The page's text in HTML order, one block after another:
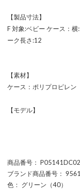
【製品寸法】
F 対象:ベビー ケース：
ーク長さ:12
【素材】
ケース：ポリプロピレン
【モデル】
商品番号 ：
ブランド商品番号 ：
色 ： グリーン（40）